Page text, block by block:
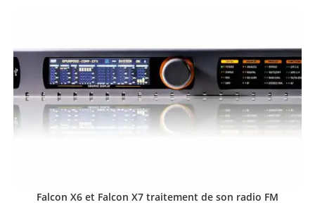
Falcon X6 et Falcon X7 traitement de son radio FM